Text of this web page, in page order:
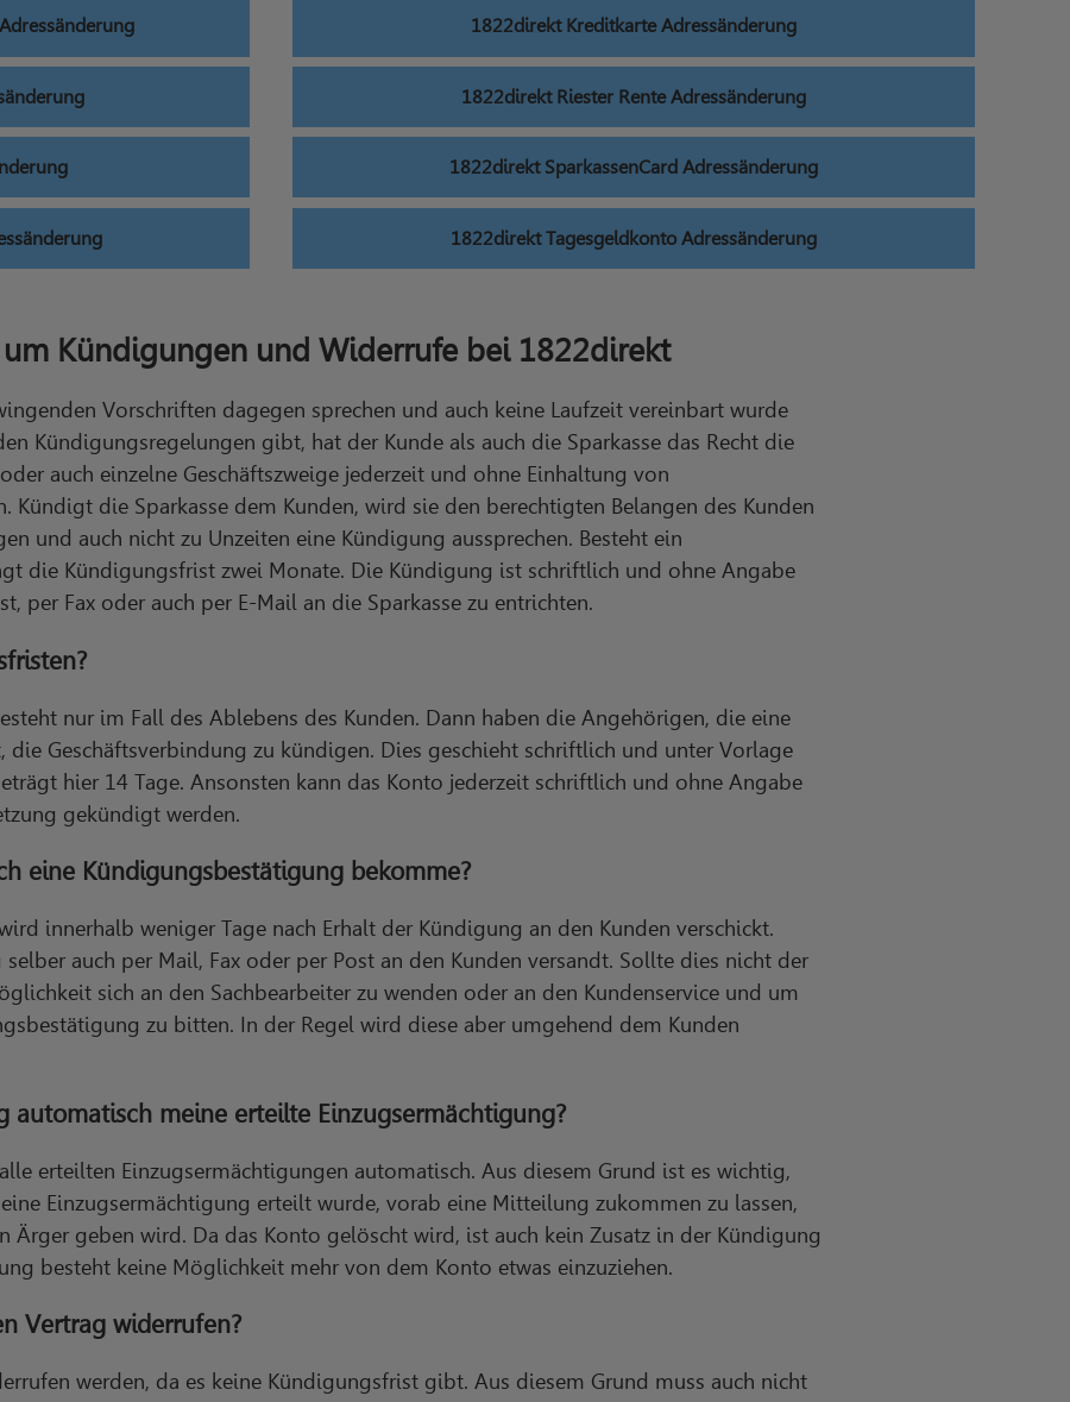
1822direkt Kreditkarte Adressänderung
1822direkt Riester Rente Adressänderung
1822direkt SparkassenCard Adressänderung
1822direkt Tagesgeldkonto Adressänderung
Kündigungen und Widerrufe bei 1822direkt
Vorschriften dagegen sprechen und auch keine Laufzeit vereinbart wurde
Kündigungsregelungen gibt, hat der Kunde als auch die Sparkasse das Recht die
auch einzelne Geschäftszweige jederzeit und ohne Einhaltung von
Kündigt die Sparkasse dem Kunden, wird sie den berechtigten Belangen des Kunden
und auch nicht zu Unzeiten eine Kündigung aussprechen. Besteht ein
die Kündigungsfrist zwei Monate. Die Kündigung ist schriftlich und ohne Angabe
per Fax oder auch per E-Mail an die Sparkasse zu entrichten.
nur im Fall des Ablebens des Kunden. Dann haben die Angehörigen, die eine
die Geschäftsverbindung zu kündigen. Dies geschieht schriftlich und unter Vorlage
hier 14 Tage. Ansonsten kann das Konto jederzeit schriftlich und ohne Angabe
gekündigt werden.
eine Kündigungsbestätigung bekomme?
innerhalb weniger Tage nach Erhalt der Kündigung an den Kunden verschickt.
auch per Mail, Fax oder per Post an den Kunden versandt. Sollte dies nicht der
sich an den Sachbearbeiter zu wenden oder an den Kundenservice und um
zu bitten. In der Regel wird diese aber umgehend dem Kunden
automatisch meine erteilte Einzugsermächtigung?
erteilten Einzugsermächtigungen automatisch. Aus diesem Grund ist es wichtig,
Einzugsermächtigung erteilt wurde, vorab eine Mitteilung zukommen zu lassen,
Ärger geben wird. Da das Konto gelöscht wird, ist auch kein Zusatz in der Kündigung
besteht keine Möglichkeit mehr von dem Konto etwas einzuziehen.
Vertrag widerrufen?
werden, da es keine Kündigungsfrist gibt. Aus diesem Grund muss auch nicht